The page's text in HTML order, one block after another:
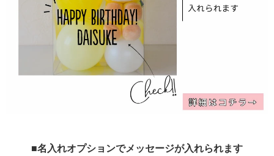
■名入れオプションでメッセージが入れられます